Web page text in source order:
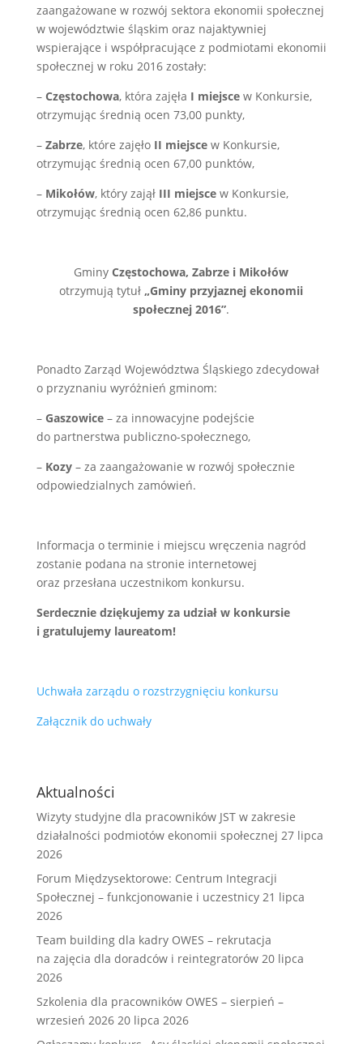
zaangażowane w rozwój sektora ekonomii społecznej
w województwie śląskim oraz najaktywniej
wspierające i współpracujące z podmiotami ekonomii
społecznej w roku 2016 zostały:
– Częstochowa, która zajęła I miejscew Konkursie,
otrzymując średnią ocen 73,00 punkty,
– Zabrze, które zajęło II miejscew Konkursie,
otrzymując średnią ocen 67,00 punktów,
– Mikołów, który zajął III miejscew Konkursie,
otrzymując średnią ocen 62,86 punktu.
GminyCzęstochowa, Zabrze i Mikołów
otrzymują tytuł „Gminy przyjaznej ekonomii
społecznej 2016”.
Ponadto Zarząd Województwa Śląskiego zdecydował
o przyznaniu wyróżnień gminom:
– Gaszowice– za innowacyjne podejście
do partnerstwa publiczno-społecznego,
– Kozy– za zaangażowanie w rozwój społecznie
odpowiedzialnych zamówień.
Informacja o terminie i miejscu wręczenia nagród
zostanie podana na stronie internetowej
oraz przesłana uczestnikom konkursu.
Serdecznie dziękujemy za udział w konkursie
i gratulujemy laureatom!
Uchwała zarządu o rozstrzygnięciu konkursu
Załącznik do uchwały
Aktualności
Wizyty studyjne dla pracowników JST w zakresie
działalności podmiotów ekonomii społecznej 27 lipca
2026
Forum Międzysektorowe: Centrum Integracji
Społecznej – funkcjonowanie i uczestnicy 21 lipca
2026
Team building dla kadry OWES – rekrutacja
na zajęcia dla doradców i reintegratorów 20 lipca
2026
Szkolenia dla pracowników OWES – sierpień –
wrzesień 2026 20 lipca 2026